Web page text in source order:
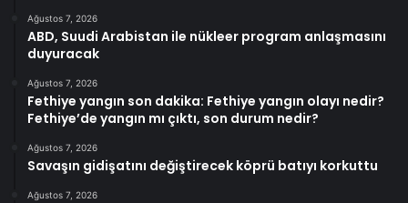
Ağustos 7, 2026
ABD, Suudi Arabistan ile nükleer program anlaşmasını
duyuracak
Ağustos 7, 2026
Fethiye yangın son dakika: Fethiye yangın olayı nedir?
Fethiye’de yangın mı çıktı, son durum nedir?
Ağustos 7, 2026
Savaşın gidişatını değiştirecek köprü batıyı korkuttu
Ağustos 7, 2026